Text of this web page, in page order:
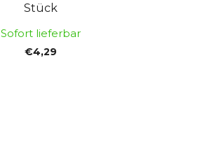
Stück
Sofort lieferbar
€4,29